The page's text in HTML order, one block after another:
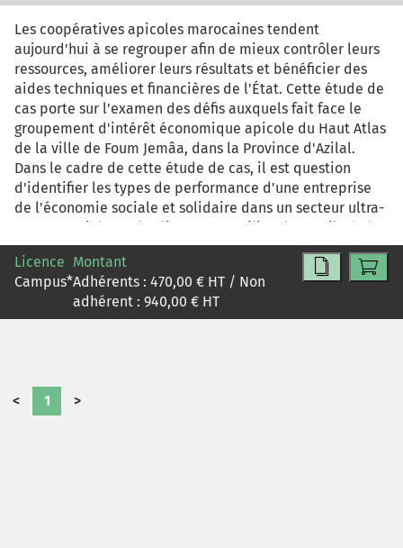
Les coopératives apicoles marocaines tendent
aujourd'hui à se regrouper afin de mieux contrôler leurs
ressources, améliorer leurs résultats et bénéficier des
aides techniques et financières de l'État. Cette étude de
cas porte sur l'examen des défis auxquels fait face le
groupement d'intérêt économique apicole du Haut Atlas
de la ville de Foum Jemâa, dans la Province d'Azilal.
Dans le cadre de cette étude de cas, il est question
d'identifier les types de performance d'une entreprise
de l'économie sociale et solidaire dans un secteur ultra-
concurrentiel. Les étudiants vont utiliser les outils de la
stratégie et de l'analyse financière pour éclairer les
choix de ce type d'entreprise.
Licence
Campus*
Montant
Adhérents : 470,00 € HT / Non
adhérent : 940,00 € HT
< 1 >